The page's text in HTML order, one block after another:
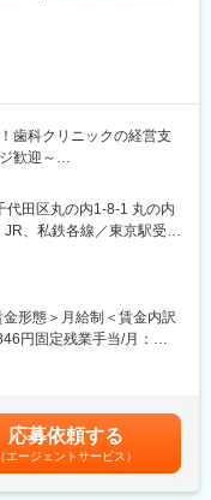
など関係者との調整
ストーン管理
理
ス運用等の継続的な改善
QA、デザイナー等、計
等を活用。リモー
施。
歯科クリニックの経営支
歓迎～
ガバナンス体制の構築や
の支援も実施。誰もが働
ぐるしく変化する歯科業
りをバックアップしてい
定の高度化
務オペレーションの効率
田区丸の内1-8-1 丸の内
、私鉄各線／東京駅受動
在宅勤務（直行直帰）住
変更の範囲：本文参照
形態＞月給制＜賃金内訳
円固定残業手当/月：
応じて変動する可能性あ
果に応じる）■賞与：有
は賞与含まず）賃金はあく
上下する可能性がありま
応募依頼する
（エージェントサービス）